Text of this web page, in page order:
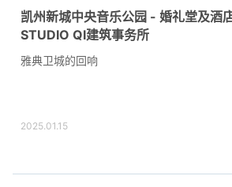
凯州新城中央音乐公园 - 婚礼堂及酒
STUDIO QI建筑事务所
雅典卫城的回响
2025.01.15